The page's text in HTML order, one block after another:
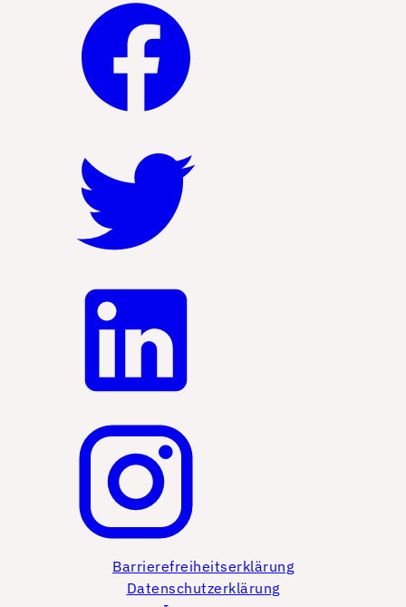
Barrierefreiheitserklärung
Datenschutzerklärung